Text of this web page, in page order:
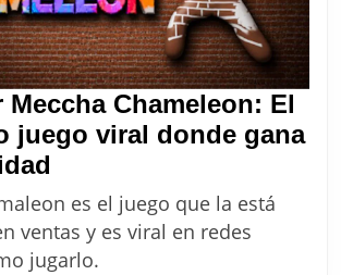
Chameleon: El
juego viral donde gana
por
Meccha
Chameleon:
es el juego que la está
ventas y es viral en redes
jugarlo.